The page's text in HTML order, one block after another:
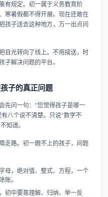
有规定。初一属于义务教育阶
寒暑假都不得开展。现在还敢在
孩子送去这种地方，万一出点问
目光转向了线上。不用接送，时
子解决问题的平台。
子的真正问题
先问一句：“您觉得孩子是哪一
八个说不清楚。只说“数学不
知道。
走路。初一跟不上的孩子，问题
母，绝对值、整式、方程，一个
账。
初中要靠理解、归纳、举一反